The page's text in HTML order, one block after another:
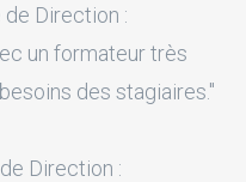
Direction :
un formateur très
des stagiaires."
Direction :